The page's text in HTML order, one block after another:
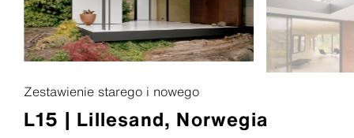
O nas
Usługi
Inspiracje
Do pobrania
Zrównoważony rozwój
Zestawienie starego i nowego
L15 | Lillesand, Norwegia